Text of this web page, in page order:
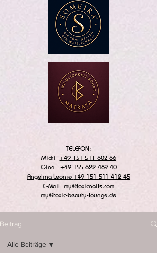
TELEFON:
Michi +49 151 511 602 66
Gina +49 155 622 489 40
Angelina Leonie +49 151 511 412 45
E-Mail: my@toxicnails.com
my@toxic-beauty-lounge.de
Beitrag
Alle Beiträge